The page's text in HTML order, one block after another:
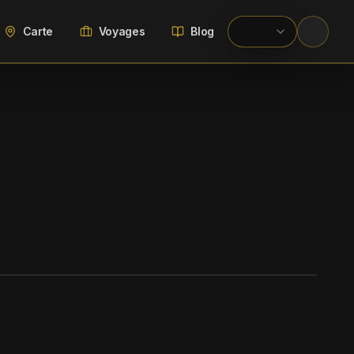
Carte Voyages Blog